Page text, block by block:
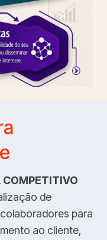
COMPETITIVO
de
para
ao cliente,